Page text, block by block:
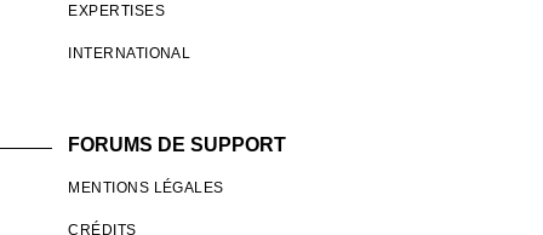
EXPERTISES
INTERNATIONAL
FORUMS DE SUPPORT
MENTIONS LÉGALES
CRÉDITS